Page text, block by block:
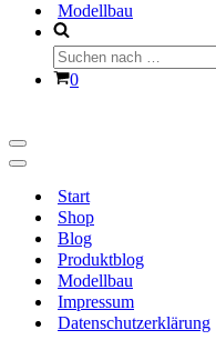
Modellbau
Suchen
nach …
Warenkorb
0
Navigationsmenü
Navigationsmenü
Start
Shop
Blog
Produktblog
Modellbau
Impressum
Datenschutzerklärung